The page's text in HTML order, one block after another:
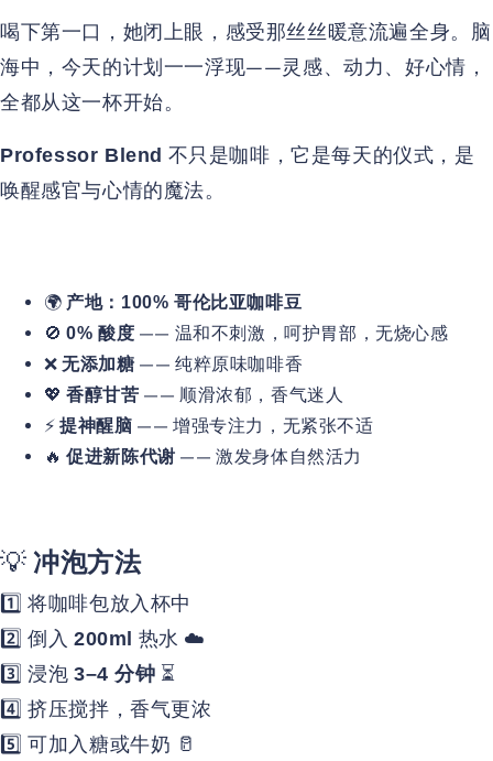
喝下第一口，她闭上眼，感受那丝丝暖意流遍全身。脑
海中，今天的计划一一浮现——灵感、动力、好心情，
全都从这一杯开始。
Professor Blend 不只是咖啡，它是每天的仪式，是
唤醒感官与心情的魔法。
🌍 产地：100% 哥伦比亚咖啡豆
🚫0% 酸度 —— 温和不刺激，呵护胃部，无烧心感
❌无添加糖 —— 纯粹原味咖啡香
💖香醇甘苦 —— 顺滑浓郁，香气迷人
⚡提神醒脑 —— 增强专注力，无紧张不适
🔥促进新陈代谢 —— 激发身体自然活力
💡冲泡方法
1️⃣ 将咖啡包放入杯中
2️⃣ 倒入 200ml 热水 ☁️
3️⃣ 浸泡 3–4 分钟 ⏳
4️⃣ 挤压搅拌，香气更浓
5️⃣ 可加入糖或牛奶 🥛